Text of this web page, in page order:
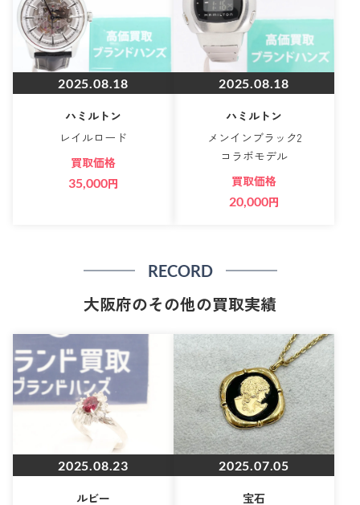
2025.08.18
ハミルトン
レイルロード
買取価格
35,000円
2025.08.18
ハミルトン
メンインブラック2
コラボモデル
買取価格
20,000円
RECORD
大阪府のその他の買取実績
2025.08.23
ルビー
2025.07.05
宝石